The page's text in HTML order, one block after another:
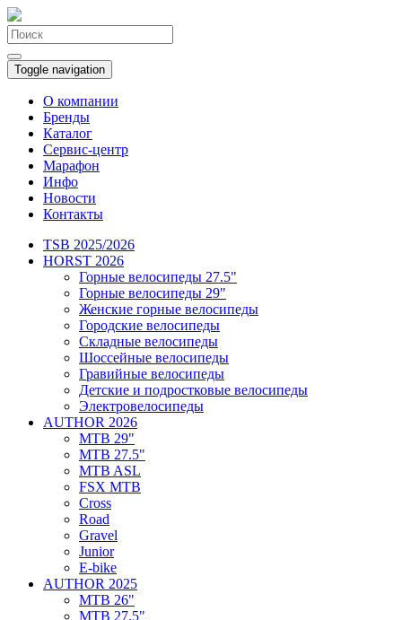
Toggle navigation
О компании
Бренды
Каталог
Сервис-центр
Марафон
Инфо
Новости
Контакты
TSB 2025/2026
HORST 2026
Горные велосипеды 27.5"
Горные велосипеды 29"
Женские горные велосипеды
Городские велосипеды
Складные велосипеды
Шоссейные велосипеды
Гравийные велосипеды
Детские и подростковые велосипеды
Электровелосипеды
AUTHOR 2026
MTB 29"
MTB 27.5"
MTB ASL
FSX MTB
Cross
Road
Gravel
Junior
E-bike
AUTHOR 2025
MTB 26"
MTB 27.5"